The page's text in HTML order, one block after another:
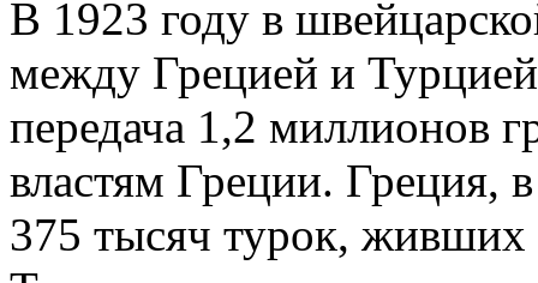
В 1923 году в
между Грецией и
передача 1,2 миллионов
властям Греции. Греция,
375 тысяч турок, живших